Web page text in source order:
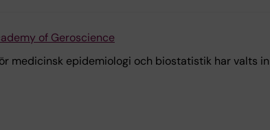
of Geroscience
medicinsk epidemiologi och biostatistik har valts